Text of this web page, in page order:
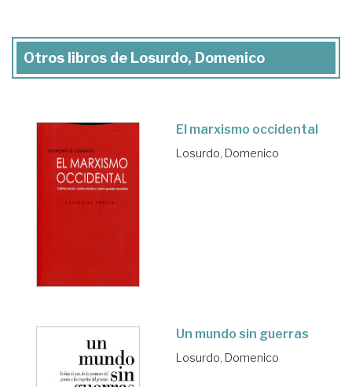
Otros libros de Losurdo, Domenico
El marxismo occidental
Losurdo, Domenico
Un mundo sin guerras
Losurdo, Domenico